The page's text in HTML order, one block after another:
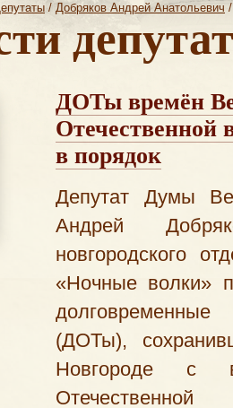
/ Добряков Андрей Анатольевич /
ДОТы времён
Отечественной
в порядок
Депутат Думы
Андрей
новгородского
«Ночные волки»
(ДОТы),
Новгороде с